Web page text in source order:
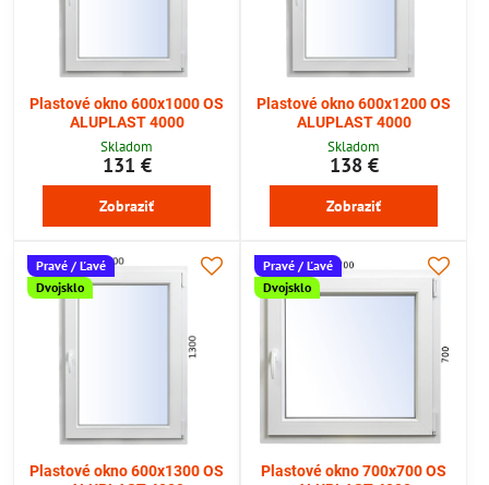
Plastové okno 600x1000 OS
ALUPLAST 4000
Skladom
131 €
Zobraziť
Plastové okno 600x1200 OS
ALUPLAST 4000
Skladom
138 €
Zobraziť
Pravé / Ľavé
Dvojsklo
Plastové okno 600x1300 OS
Pravé / Ľavé
Dvojsklo
Plastové okno 700x700 OS